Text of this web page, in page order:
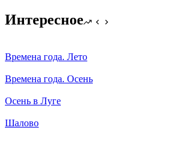
Интересное
Времена года. Лето
Времена года. Осень
Осень в Луге
Шалово